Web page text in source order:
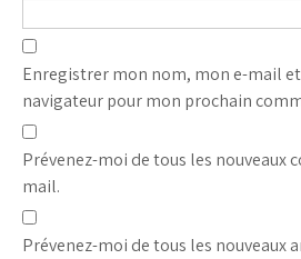
Enregistrer mon nom, mon e-mail
navigateur pour mon prochain
Prévenez-moi de tous les nouveaux
mail.
Prévenez-moi de tous les nouveaux